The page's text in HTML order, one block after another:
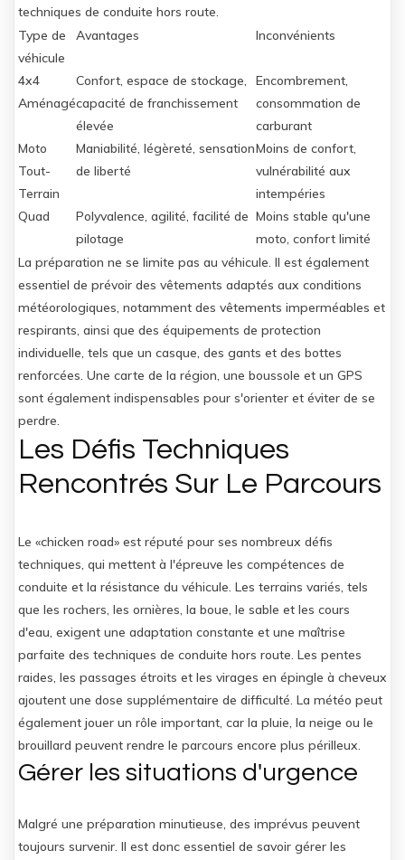
techniques de conduite hors route.
Type de
véhicule
Avantages Inconvénients
4x4
Aménagé
Confort, espace de stockage,
capacité de franchissement
élevée
Encombrement,
consommation de
carburant
Moto
Tout-
Terrain
Maniabilité, légèreté, sensation
de liberté
Moins de confort,
vulnérabilité aux
intempéries
Quad
Polyvalence, agilité, facilité de
pilotage
Moins stable qu'une
moto, confort limité
La préparation ne se limite pas au véhicule. Il est également
essentiel de prévoir des vêtements adaptés aux conditions
météorologiques, notamment des vêtements imperméables et
respirants, ainsi que des équipements de protection
individuelle, tels que un casque, des gants et des bottes
renforcées. Une carte de la région, une boussole et un GPS
sont également indispensables pour s'orienter et éviter de se
perdre.
Les Défis Techniques
Rencontrés Sur Le Parcours
Le «chicken road» est réputé pour ses nombreux défis
techniques, qui mettent à l'épreuve les compétences de
conduite et la résistance du véhicule. Les terrains variés, tels
que les rochers, les ornières, la boue, le sable et les cours
d'eau, exigent une adaptation constante et une maîtrise
parfaite des techniques de conduite hors route. Les pentes
raides, les passages étroits et les virages en épingle à cheveux
ajoutent une dose supplémentaire de difficulté. La météo peut
également jouer un rôle important, car la pluie, la neige ou le
brouillard peuvent rendre le parcours encore plus périlleux.
Gérer les situations d'urgence
Malgré une préparation minutieuse, des imprévus peuvent
toujours survenir. Il est donc essentiel de savoir gérer les